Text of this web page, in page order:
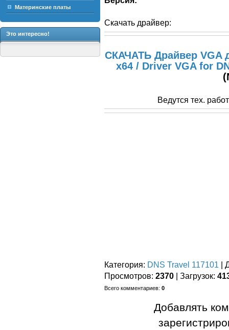
Материнские платы
Это интересно!
Скачать драйвер:
СКАЧАТЬ Драйвер VGA
x64 / Driver VGA for
Ведутся тех.
Категория: DNS Travel 117101
Просмотров: 2370 Загрузок:
Всего комментариев: 0
Добавлять